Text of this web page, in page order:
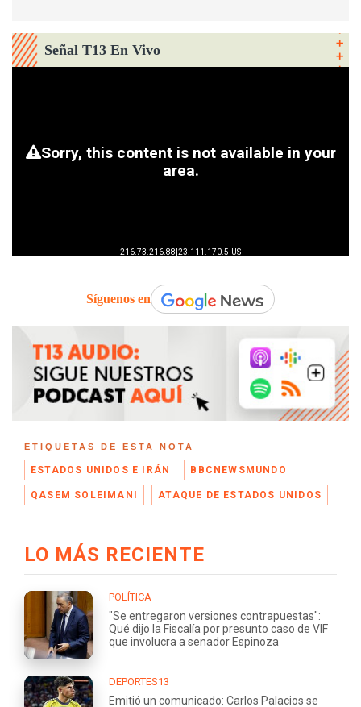
Señal T13 En Vivo
Síguenos en
ETIQUETAS DE ESTA NOTA
ESTADOS UNIDOS E IRÁN BBCNEWSMUNDO
QASEM SOLEIMANI ATAQUE DE ESTADOS UNIDOS
LO MÁS RECIENTE
POLÍTICA
"Se entregaron versiones contrapuestas":
Qué dijo la Fiscalía por presunto caso de VIF
que involucra a senador Espinoza
DEPORTES13
Emitió un comunicado: Carlos Palacios se